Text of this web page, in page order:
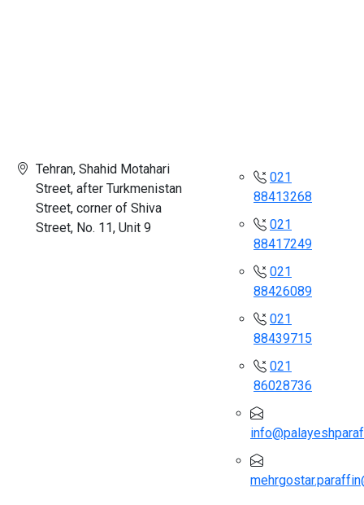
Tehran, Shahid Motahari
Street, after Turkmenistan
Street, corner of Shiva
Street, No. 11, Unit 9
021
88413268
021
88417249
021
88426089
021
88439715
021
86028736